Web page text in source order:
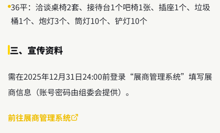
36平：洽谈桌椅2套、接待台1个吧椅1张、插座1个、垃圾
桶1个、炮灯3个、筒灯10个、铲灯10个
三、宣传资料
需在2025年12月31日24:00前登录“展商管理系统”填写展
商信息（账号密码由组委会提供）。
前往展商管理系统